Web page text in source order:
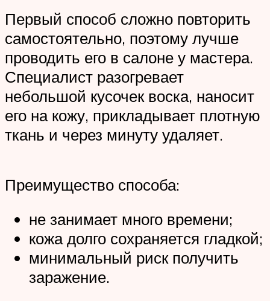
Первый способ сложно повторить
самостоятельно, поэтому лучше
проводить его в салоне у мастера.
Специалист разогревает
небольшой кусочек воска, наносит
его на кожу, прикладывает плотную
ткань и через минуту удаляет.
Преимущество способа:
не занимает много времени;
кожа долго сохраняется гладкой;
минимальный риск получить
заражение.